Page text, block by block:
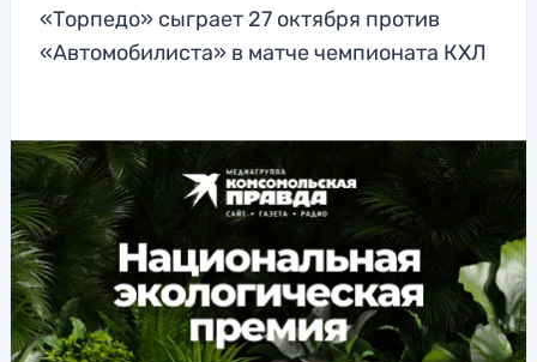
«Торпедо» сыграет 27 октября против
«Автомобилиста» в матче чемпионата КХЛ